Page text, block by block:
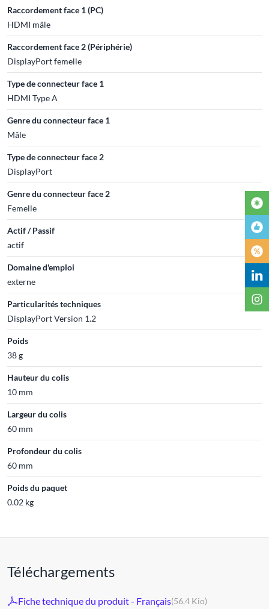
Raccordement face 1 (PC)
HDMI mâle
Raccordement face 2 (Périphérie)
DisplayPort femelle
Type de connecteur face 1
HDMI Type A
Genre du connecteur face 1
Mâle
Type de connecteur face 2
DisplayPort
Genre du connecteur face 2
Femelle
Actif / Passif
actif
Domaine d'emploi
externe
Particularités techniques
DisplayPort Version 1.2
Poids
38 g
Hauteur du colis
10 mm
Largeur du colis
60 mm
Profondeur du colis
60 mm
Poids du paquet
0.02 kg
Téléchargements
Fiche technique du produit - Français(56.4 Kio)